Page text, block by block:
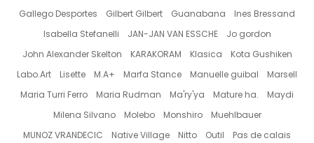
Gallego Desportes
Gilbert Gilbert Guanabana
Ines Bressand
Isabella Stefanelli
JAN-JAN VAN ESSCHE
Jo gordon
John Alexander Skelton
KARAKORAM Klasica
Kota Gushiken
Labo.Art
Lisette M.A+ Marfa Stance Manuelle guibal
Marsell
Maria Turri Ferro
Maria Rudman Ma'ry'ya Mature ha.
Maydi
Milena Silvano
Molebo Monshiro
Muehlbauer
MUNOZ VRANDECIC
Native Village Nitto Outil
Pas de calais